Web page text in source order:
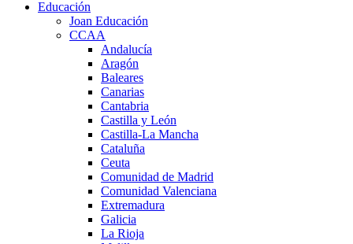
Educación
Joan Educación
CCAA
Andalucía
Aragón
Baleares
Canarias
Cantabria
Castilla y León
Castilla-La Mancha
Cataluña
Ceuta
Comunidad de Madrid
Comunidad Valenciana
Extremadura
Galicia
La Rioja